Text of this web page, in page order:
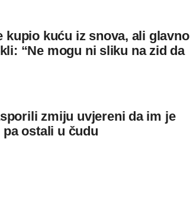
kupio kuću iz snova, ali glavno
“Ne mogu ni sliku na zid da
zmiju uvjereni da im je
pa ostali u čudu